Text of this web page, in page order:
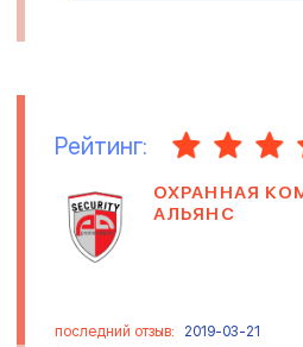
Рейтинг:
ОХРАННАЯ
АЛЬЯНС
последний отзыв: 2019-03-21